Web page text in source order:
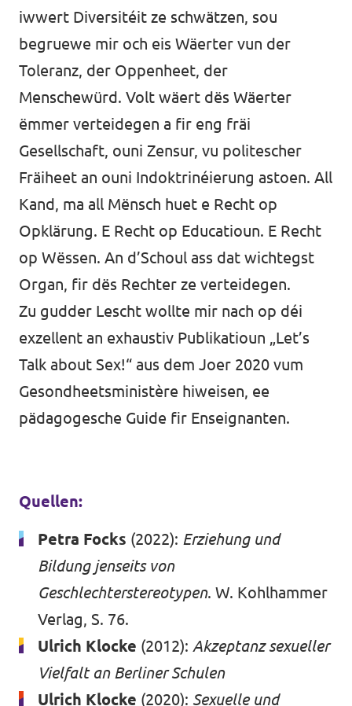
iwwert Diversitéit ze schwätzen, sou
begruewe mir och eis Wäerter vun der
Toleranz, der Oppenheet, der
Menschewürd. Volt wäert dës Wäerter
ëmmer verteidegen a fir eng fräi
Gesellschaft, ouni Zensur, vu politescher
Fräiheet an ouni Indoktrinéierung astoen. All
Kand, ma all Mënsch huet e Recht op
Opklärung. E Recht op Educatioun. E Recht
op Wëssen. An d’Schoul ass dat wichtegst
Organ, fir dës Rechter ze verteidegen.
Zu gudder Lescht wollte mir nach op déi
exzellent an exhaustiv Publikatioun „Let’s
Talk about Sex!“ aus dem Joer 2020 vum
Gesondheetsministère hiweisen, ee
pädagogesche Guide fir Enseignanten.
Quellen:
Petra Focks (2022): Erziehung und
Bildung jenseits von
Geschlechterstereotypen. W. Kohlhammer
Verlag, S. 76.
Ulrich Klocke (2012): Akzeptanz sexueller
Vielfalt an Berliner Schulen
Ulrich Klocke (2020): Sexuelle und